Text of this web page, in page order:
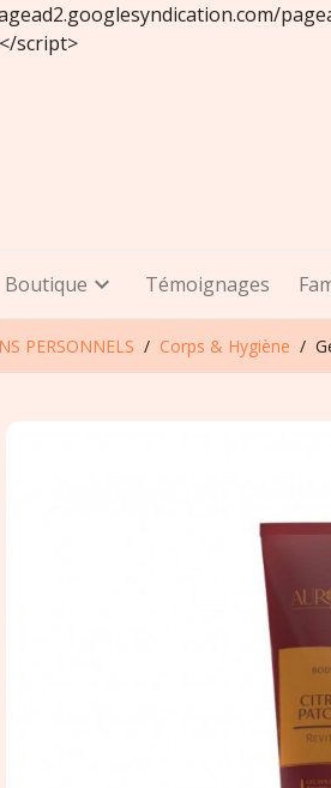
script>
Boutique Témoignages
PERSONNELS Corps & Hygiène